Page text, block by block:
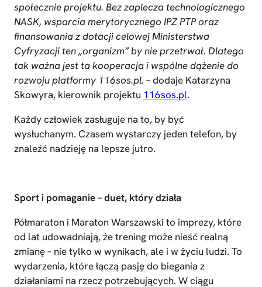
społecznie projektu. Bez zaplecza technologicznego
NASK, wsparcia merytorycznego IPZ PTP oraz
finansowania z dotacji celowej Ministerstwa
Cyfryzacji ten „organizm” by nie przetrwał. Dlatego
tak ważna jest ta kooperacja i wspólne dążenie do
rozwoju platformy 116sos.pl. – dodaje Katarzyna
Skowyra, kierownik projektu 116sos.pl.
Każdy człowiek zasługuje na to, by być
wysłuchanym. Czasem wystarczy jeden telefon, by
znaleźć nadzieję na lepsze jutro.
Sport i pomaganie – duet, który działa
Półmaraton i Maraton Warszawski to imprezy, które
od lat udowadniają, że trening może nieść realną
zmianę – nie tylko w wynikach, ale i w życiu ludzi. To
wydarzenia, które łączą pasję do biegania z
działaniami na rzecz potrzebujących. W ciągu